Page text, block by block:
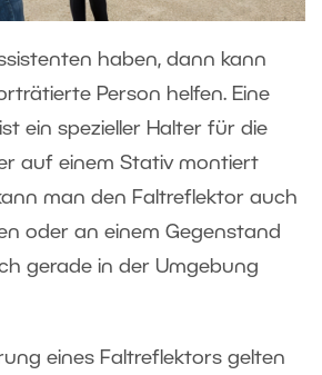
haben, dann kann
Person helfen. Eine
ein spezieller Halter für die
auf einem Stativ montiert
man den Faltreflektor auch
oder an einem Gegenstand
gerade in der Umgebung
eines Faltreflektors gelten